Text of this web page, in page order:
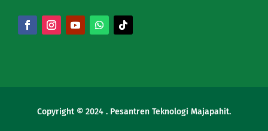
Copyright © 2024 . Pesantren Teknologi Majapahit.